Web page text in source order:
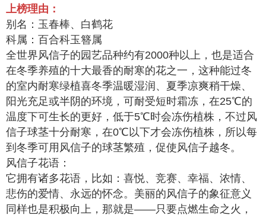
上榜理由：
别名：玉春棒、白鹤花
科属：百合科玉簪属
全世界风信子的园艺品种约有2000种以上，也是适合
在冬季养殖的十大最香的耐寒的花之一，这种能过冬
的室内耐寒绿植喜冬季温暖湿润、夏季凉爽稍干燥、
阳光充足或半阴的环境，可耐受短时霜冻，在25℃的
温度下可生长的更好，低于5℃时会冻伤植株，不过风
信子球茎十分耐寒，在0℃以下才会冻伤植株，所以每
到冬季可用风信子的球茎繁殖，促使风信子越冬。
风信子花语：
它拥有诸多花语，比如：喜悦、竞赛、幸福、浓情、
悲伤的爱情、永远的怀念。美丽的风信子的象征意义
同样也是积极向上，那就是——只要点燃生命之火，